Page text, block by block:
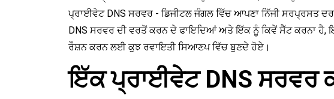
ਪ੍ਰਾਈਵੇਟ DNS ਸਰਵਰ - ਡਿਜੀਟਲ ਜੰਗਲ ਵਿੱਚ ਆਪਣਾ ਨਿੱਜੀ ਸਰਪ੍ਰਸਤ
DNS ਸਰਵਰ ਦੀ ਵਰਤੋਂ ਕਰਨ ਦੇ ਫਾਇਦਿਆਂ ਅਤੇ ਇੱਕ ਨੂੰ ਕਿਵੇਂ ਸੈੱਟ ਕਰਨਾ ਹੈ,
ਰੌਸ਼ਨ ਕਰਨ ਲਈ ਕੁਝ ਰਵਾਇਤੀ ਸਿਆਣਪ ਵਿੱਚ ਬੁਣਦੇ ਹੋਏ।
ਇੱਕ ਪ੍ਰਾਈਵੇਟ DNS ਸਰਵਰ